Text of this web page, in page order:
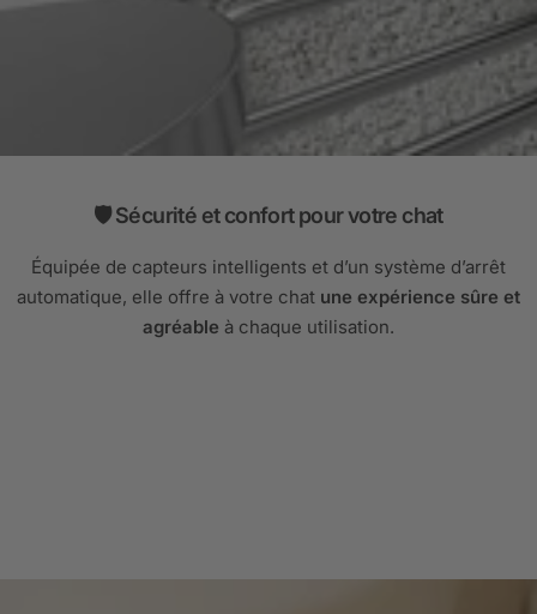
🛡️ Sécurité et confort pour votre chat
Équipée de capteurs intelligents et d’un système d’arrêt
automatique, elle offre à votre chat une expérience sûre et
agréable à chaque utilisation.